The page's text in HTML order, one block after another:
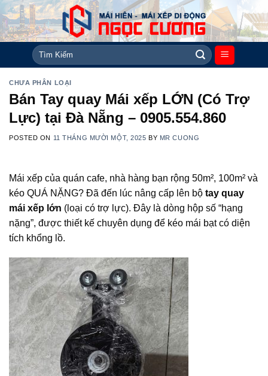
Skip
to
content
Tìm
kiếm:
CHƯA PHÂN LOẠI
Bán Tay quay Mái xếp LỚN (Có Trợ
Lực) tại Đà Nẵng – 0905.554.860
POSTED ON 11 THÁNG MƯỜI MỘT, 2025 BY MR CUONG
Mái xếp của quán cafe, nhà hàng bạn rộng 50m², 100m² và
kéo QUÁ NẶNG? Đã đến lúc nâng cấp lên bộ tay quay
mái xếp lớn (loại có trợ lực). Đây là dòng hộp số “hạng
nặng”, được thiết kế chuyên dụng để kéo mái bạt có diện
tích khổng lồ.